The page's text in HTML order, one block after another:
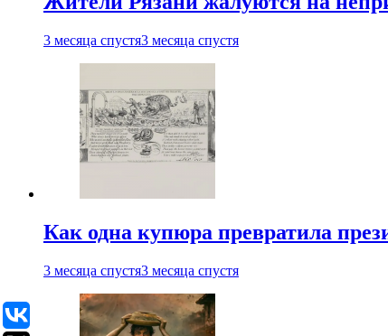
3 месяца спустя3 месяца спустя
Как одна купюра превратила
3 месяца спустя3 месяца спустя